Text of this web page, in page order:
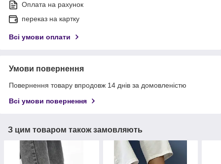
Оплата на рахунок
переказ на картку
Всі умови оплати
Умови повернення
Повернення товару впродовж 14 днів за домовленістю
Всі умови повернення
З цим товаром також замовляють